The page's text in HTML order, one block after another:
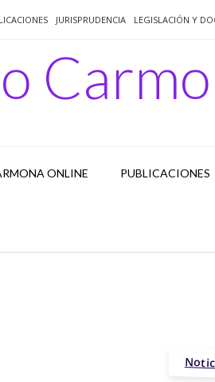
JURISPRUDENCIA LEGISLACIÓN Y
ONLINE PUBLICACIONES